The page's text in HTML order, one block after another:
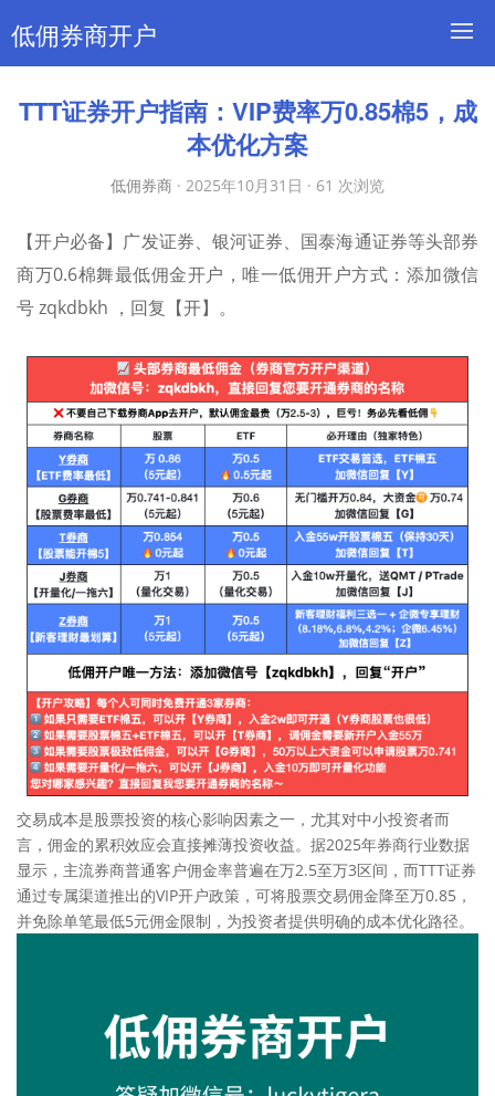
低佣券商开户
TTT证券开户指南：VIP费率万0.85棉5，成
本优化方案
低佣券商 · 2025年10月31日 · 61 次浏览
【开户必备】广发证券、银河证券、国泰海通证券等头部券
商万0.6棉舞最低佣金开户，唯一低佣开户方式：添加微信
号 zqkdbkh ，回复【开】。
交易成本是股票投资的核心影响因素之一，尤其对中小投资者而
言，佣金的累积效应会直接摊薄投资收益。据2025年券商行业数据
显示，主流券商普通客户佣金率普遍在万2.5至万3区间，而TTT证券
通过专属渠道推出的VIP开户政策，可将股票交易佣金降至万0.85，
并免除单笔最低5元佣金限制，为投资者提供明确的成本优化路径。